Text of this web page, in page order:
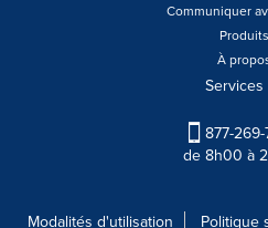
Communiquer
Produits
À
Services
877-
de 8h00 à
Modalités d'utilisation Politique